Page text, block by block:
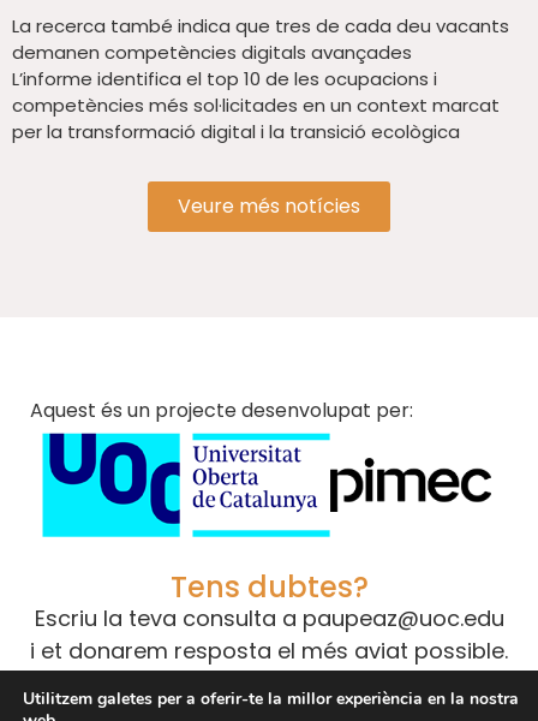
La recerca també indica que tres de cada deu vacants
demanen competències digitals avançades
L’informe identifica el top 10 de les ocupacions i
competències més sol·licitades en un context marcat
per la transformació digital i la transició ecològica
Veure més notícies
Aquest és un projecte desenvolupat per:
Tens dubtes?
Escriu la teva consulta a paupeaz@uoc.edu
i et donarem resposta el més aviat possible.
Utilitzem galetes per a oferir-te la millor experiència en la nostra